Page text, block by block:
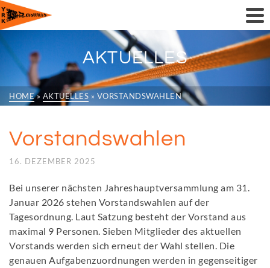
AKTUELLES
HOME » AKTUELLES » VORSTANDSWAHLEN
Vorstandswahlen
16. DEZEMBER 2025
Bei unserer nächsten Jahreshauptversammlung am 31.
Januar 2026 stehen Vorstandswahlen auf der
Tagesordnung. Laut Satzung besteht der Vorstand aus
maximal 9 Personen. Sieben Mitglieder des aktuellen
Vorstands werden sich erneut der Wahl stellen. Die
genauen Aufgabenzuordnungen werden in gegenseitiger